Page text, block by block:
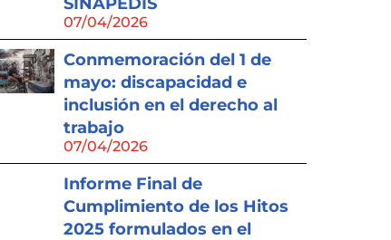
07/04/2026
Conmemoración del 1 de
mayo: discapacidad e
inclusión en el derecho al
trabajo
07/04/2026
Informe Final de
Cumplimiento de los Hitos
2025 formulados en el